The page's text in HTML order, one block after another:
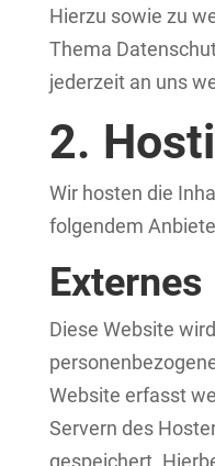
Hierzu sowie zu
Thema
jederzeit an uns
2.
Wir hosten die
folgendem
Diese Website
Website erfasst
Servern des
gespeichert.